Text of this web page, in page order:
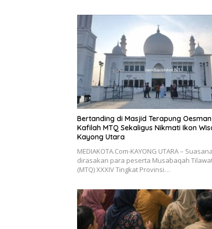
Bertanding di Masjid Terapung
Kafilah MTQ Sekaligus Nikmati Ikon
Kayong Utara
MEDIAKOTA.Com-KAYONG UTARA –
dirasakan para peserta Musabaqah
(MTQ) XXXIV Tingkat Provinsi…